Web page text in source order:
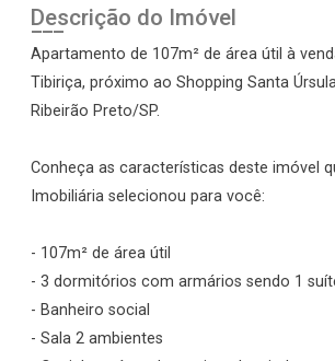
Descrição do Imóvel
Apartamento de 107m² de área útil à
Tibiriça, próximo ao Shopping Santa
Ribeirão Preto/SP.
Conheça as características deste imóvel
Imobiliária selecionou para você:
- 107m² de área útil
- 3 dormitórios com armários sendo 1
- Banheiro social
- Sala 2 ambientes